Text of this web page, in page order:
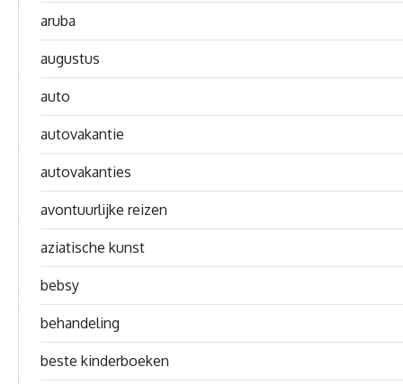
aruba
augustus
auto
autovakantie
autovakanties
avontuurlijke reizen
aziatische kunst
bebsy
behandeling
beste kinderboeken